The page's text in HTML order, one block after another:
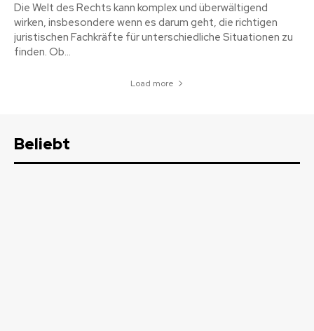
Die Welt des Rechts kann komplex und überwältigend
wirken, insbesondere wenn es darum geht, die richtigen
juristischen Fachkräfte für unterschiedliche Situationen zu
finden. Ob...
Load more
Beliebt